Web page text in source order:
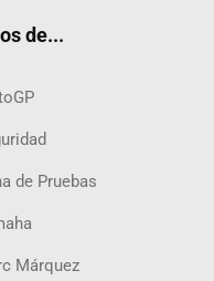
de...
de Pruebas
Márquez